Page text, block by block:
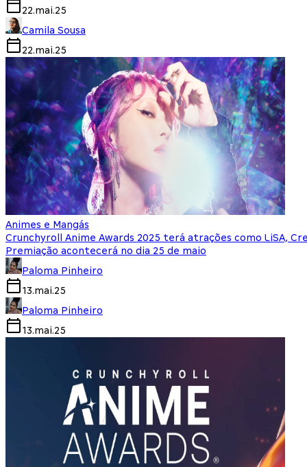
22.mai.25
Camila Sousa
22.mai.25
Animes e Mangás
Crunchyroll Anime Awards 2025 terá atrações como LiSA,
Premiação acontecerá no dia 25 de maio
Paloma Pinheiro
13.mai.25
Paloma Pinheiro
13.mai.25